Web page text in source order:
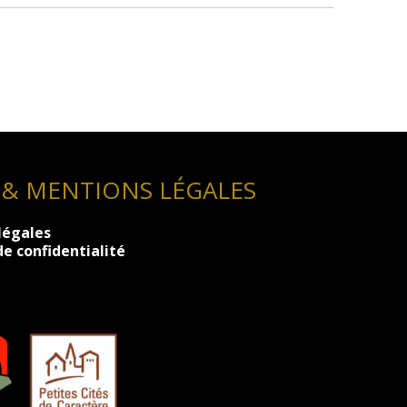
MENTIONS LÉGALES
confidentialité